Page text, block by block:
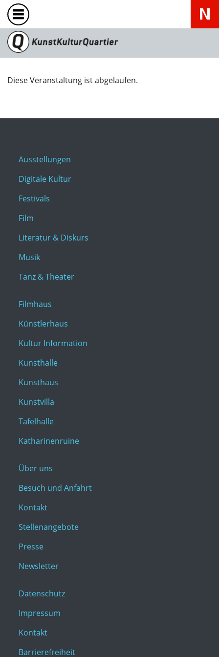
Diese Veranstaltung ist abgelaufen.
Ausstellungen
Digitale Kultur
Festivals
Film
Literatur & Diskurs
Musik
Tanz & Theater
Filmhaus
Künstlerhaus
Kultur Information
Kunsthalle
Kunsthaus
Kunstvilla
Tafelhalle
Katharinenruine
Über uns
Besuch und Anfahrt
Kontakt
Stellenangebote
Presse
Newsletter
Datenschutz
Impressum
Kontakt
Barrierefreiheit